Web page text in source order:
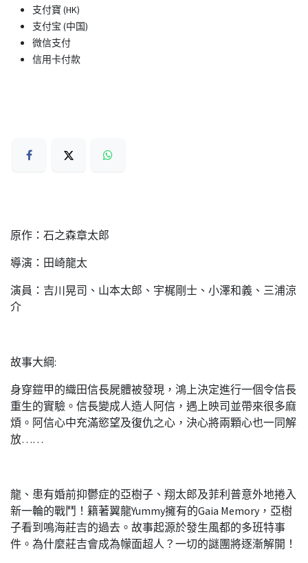
支付寶 (HK)
支付宝 (中国)
微信支付
信用卡付款
原作：石之森章太郎
導演：田崎龍太
演員：吉川晃司、山本太郎、宇梶剛士、小澤和義、三浦涼
介
故事大綱:
身穿鎧甲的織田信長屍體被發現，鴻上決定進行一個令信長
重生的實驗。信長變成人造人阿信，遇上映司並帶來很多麻
煩。阿信心中充滿慾望及復仇之心，決心將兩顆心也一同解
放……
龍、患有婚前抑鬱症的亞樹子、翔太郎及菲利普意外地捲入
新一輪的戰鬥！籍著翼龍Yummy擁有的Gaia Memory，亞樹
子看到鳴海莊吉的過去。故事起源於發生風都的多班特事
件。為什麼莊吉會成為幪面超人？一切的謎團將逐漸解開！